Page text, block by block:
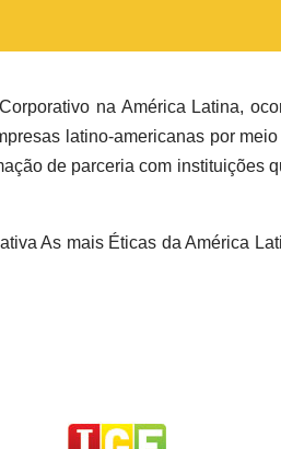
na América Latina,
latino-americanas por
de parceria com instituições
As mais Éticas da América